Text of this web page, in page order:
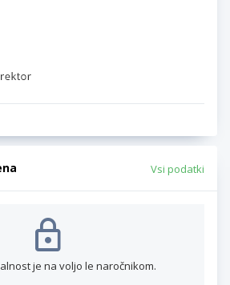
Vsi podatki
je na voljo le naročnikom.